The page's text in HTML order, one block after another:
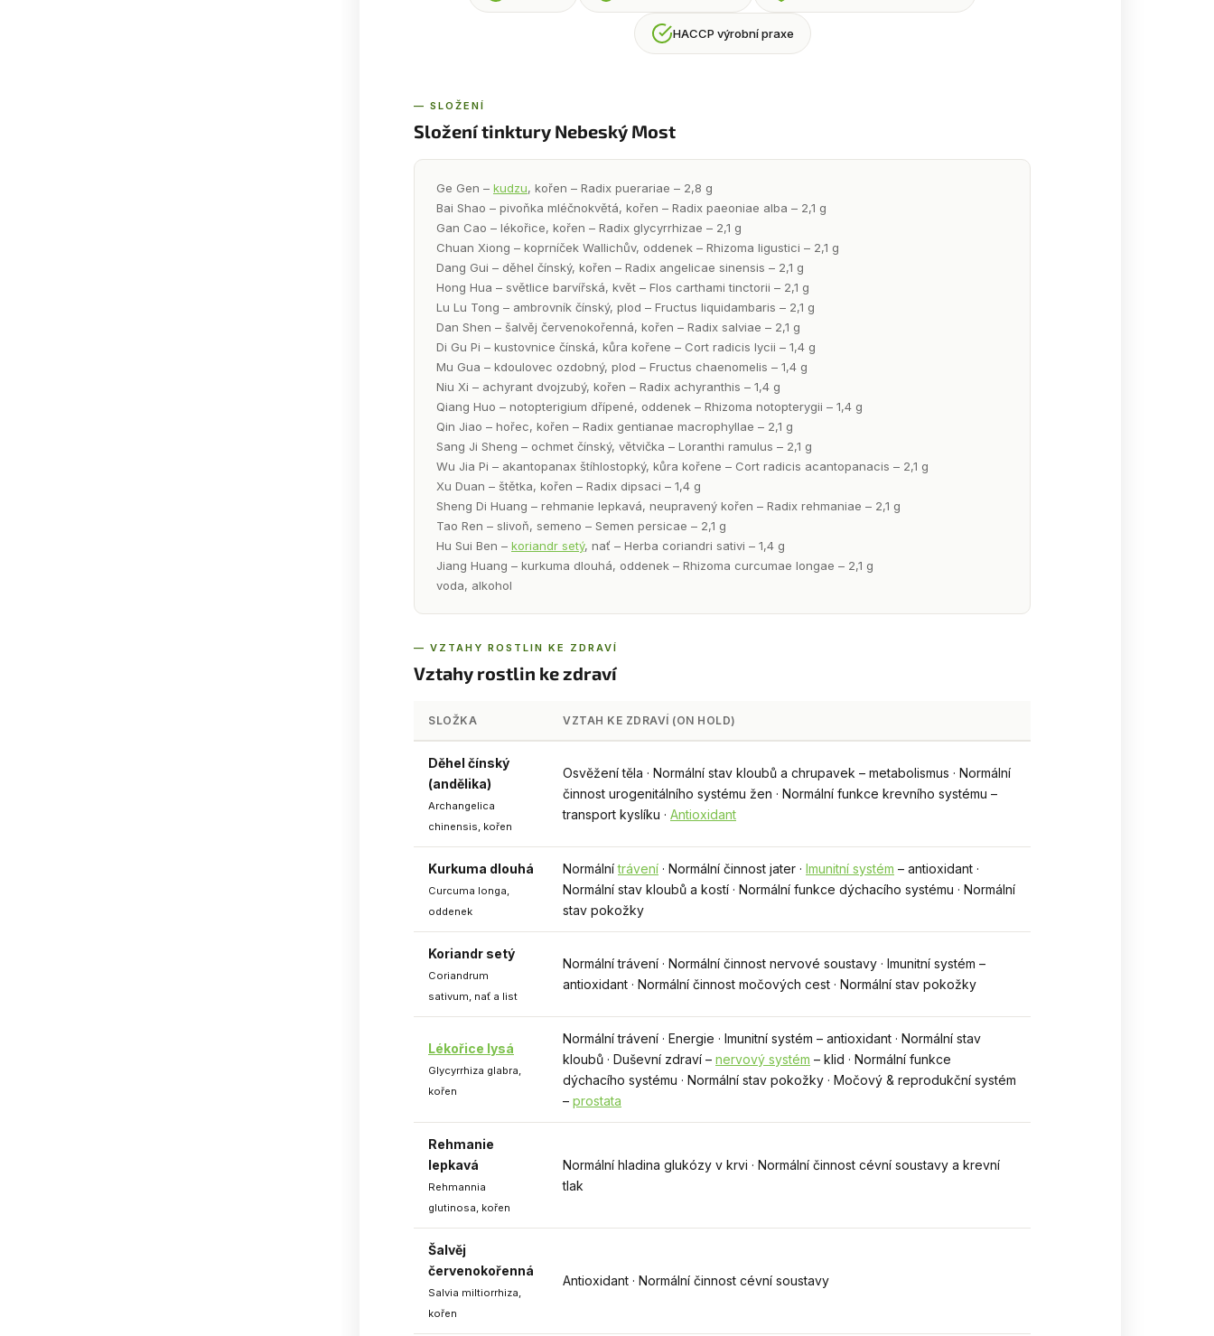
HACCP výrobní praxe
— SLOŽENÍ
Složení tinktury Nebeský Most
Ge Gen – kudzu, kořen – Radix puerariae – 2,8 g
Bai Shao – pivoňka mléčnokvětá, kořen – Radix paeoniae alba – 2,1 g
Gan Cao – lékořice, kořen – Radix glycyrrhizae – 2,1 g
Chuan Xiong – koprníček Wallichův, oddenek – Rhizoma ligustici – 2,1 g
Dang Gui – děhel čínský, kořen – Radix angelicae sinensis – 2,1 g
Hong Hua – světlice barvířská, květ – Flos carthami tinctorii – 2,1 g
Lu Lu Tong – ambrovník čínský, plod – Fructus liquidambaris – 2,1 g
Dan Shen – šalvěj červenokořenná, kořen – Radix salviae – 2,1 g
Di Gu Pi – kustovnice čínská, kůra kořene – Cort radicis lycii – 1,4 g
Mu Gua – kdoulovec ozdobný, plod – Fructus chaenomelis – 1,4 g
Niu Xi – achyrant dvojzubý, kořen – Radix achyranthis – 1,4 g
Qiang Huo – notopterigium dřípené, oddenek – Rhizoma notopterygii – 1,4 g
Qin Jiao – hořec, kořen – Radix gentianae macrophyllae – 2,1 g
Sang Ji Sheng – ochmet čínský, větvička – Loranthi ramulus – 2,1 g
Wu Jia Pi – akantopanax štíhlostopký, kůra kořene – Cort radicis acantopanacis – 2,1 g
Xu Duan – štětka, kořen – Radix dipsaci – 1,4 g
Sheng Di Huang – rehmanie lepkavá, neupravený kořen – Radix rehmaniae – 2,1 g
Tao Ren – slivoň, semeno – Semen persicae – 2,1 g
Hu Sui Ben – koriandr setý, nať – Herba coriandri sativi – 1,4 g
Jiang Huang – kurkuma dlouhá, oddenek – Rhizoma curcumae longae – 2,1 g
voda, alkohol
— VZTAHY ROSTLIN KE ZDRAVÍ
Vztahy rostlin ke zdraví
SLOŽKA VZTAH KE ZDRAVÍ (ON HOLD)
Děhel čínský
(andělika)
Archangelica
chinensis, kořen
Osvěžení těla · Normální stav kloubů a chrupavek – metabolismus · Normální
činnost urogenitálního systému žen · Normální funkce krevního systému –
transport kyslíku · Antioxidant
Kurkuma dlouhá
Curcuma longa,
oddenek
Normálnítrávení · Normální činnost jater · Imunitní systém – antioxidant ·
Normální stav kloubů a kostí · Normální funkce dýchacího systému · Normální
stav pokožky
Koriandr setý
Coriandrum
sativum, nať a list
Normální trávení · Normální činnost nervové soustavy · Imunitní systém –
antioxidant · Normální činnost močových cest · Normální stav pokožky
Lékořice lysá
Glycyrrhiza glabra,
kořen
Normální trávení · Energie · Imunitní systém – antioxidant · Normální stav
kloubů · Duševní zdraví – nervový systém – klid · Normální funkce
dýchacího systému · Normální stav pokožky · Močový & reprodukční systém
– prostata
Rehmanie
lepkavá
Rehmannia
glutinosa, kořen
Normální hladina glukózy v krvi · Normální činnost cévní soustavy a krevní
tlak
Šalvěj
červenokořenná
Salvia miltiorrhiza,
kořen
Antioxidant · Normální činnost cévní soustavy